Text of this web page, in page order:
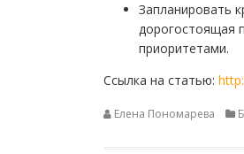
Запланировать
дорогостоящая
приоритетами.
Ссылка на статью:
Елена Пономарева